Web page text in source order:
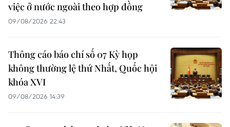
việc ở nước ngoài theo hợp đồng
09/08/2026 22:43
Thông cáo báo chí số 07 Kỳ họp
không thường lệ thứ Nhất, Quốc hội
khóa XVI
09/08/2026 14:39